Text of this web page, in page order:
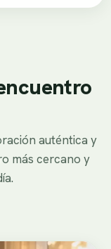
auténtica y
más cercano y